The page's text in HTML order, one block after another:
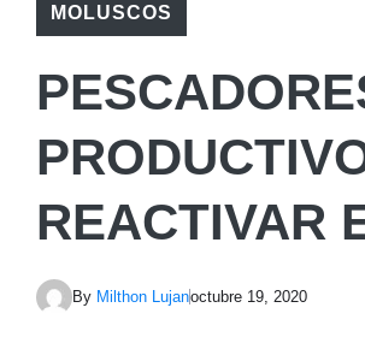
MOLUSCOS
REACTIVAR
By Milthon Lujanoctubre 19, 2020